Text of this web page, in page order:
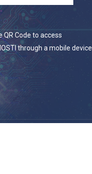
QR Code to access
through a mobile device.